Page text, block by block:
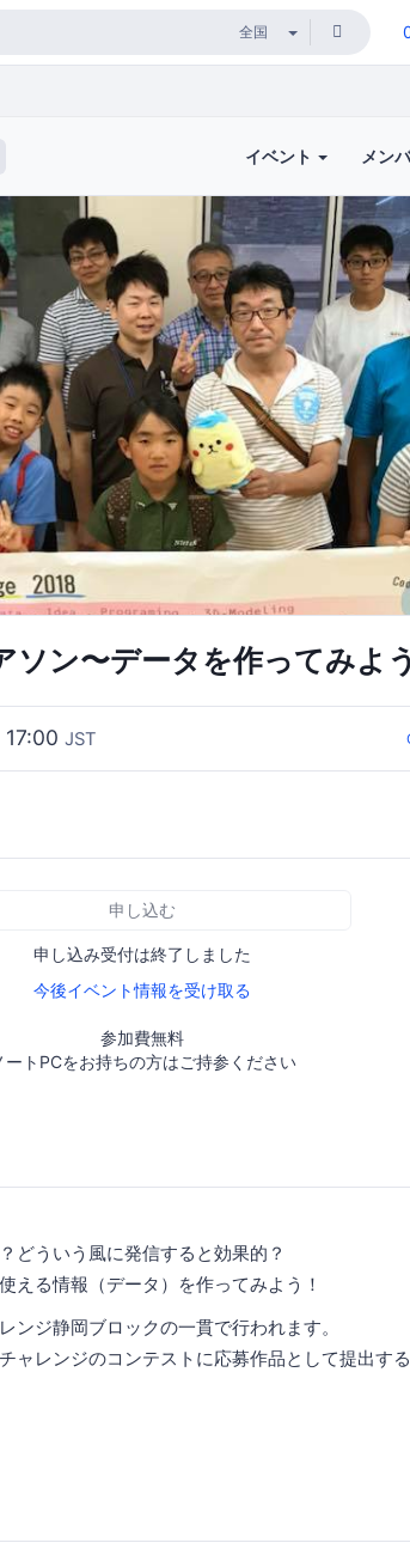
イベント メン
ソン〜データを作ってみよ
JST
申し込む
申し込み受付は終了しました
今後イベント情報を受け取る
参加費無料
ートPCをお持ちの方はご持参ください
どういう風に発信すると効果的？
える情報（データ）を作ってみよう！
ンジ静岡ブロックの一貫で行われます。
ャレンジのコンテストに応募作品として提出する